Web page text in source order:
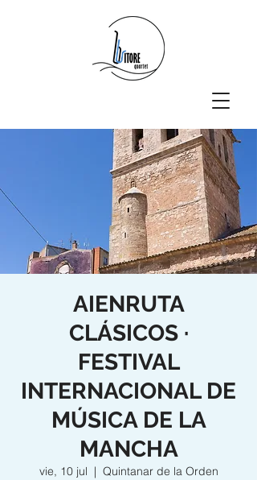
AIENRUTA
CLÁSICOS ·
FESTIVAL
INTERNACIONAL DE
MÚSICA DE LA
MANCHA
vie, 10 jul
  |
Quintanar de la Orden